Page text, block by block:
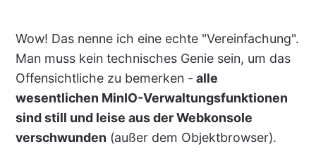
Wow! Das nenne ich eine echte "Vereinfachung".
Man muss kein technisches Genie sein, um das
Offensichtliche zu bemerken - alle
wesentlichen MinIO-Verwaltungsfunktionen
sind still und leise aus der Webkonsole
verschwunden (außer dem Objektbrowser).